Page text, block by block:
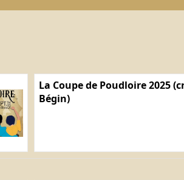
La Coupe de Poudloire 2025
Bégin)